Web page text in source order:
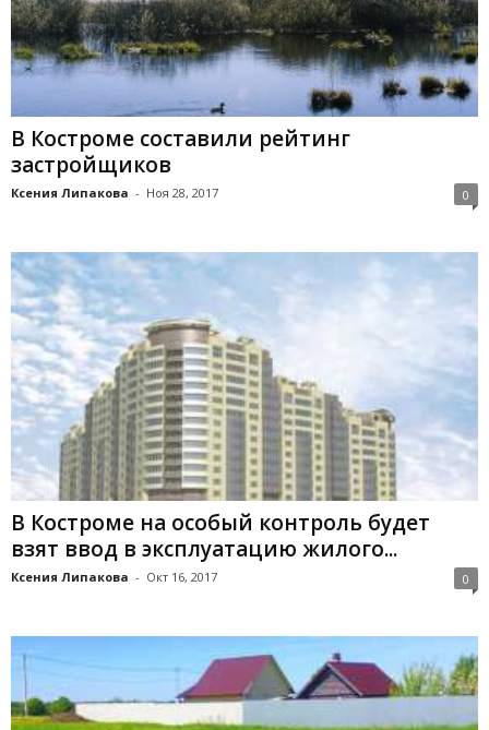
В Костроме составили рейтинг
застройщиков
Ксения Липакова - Ноя 28, 2017 0
В Костроме на особый контроль будет
взят ввод в эксплуатацию жилого...
Ксения Липакова - Окт 16, 2017 0